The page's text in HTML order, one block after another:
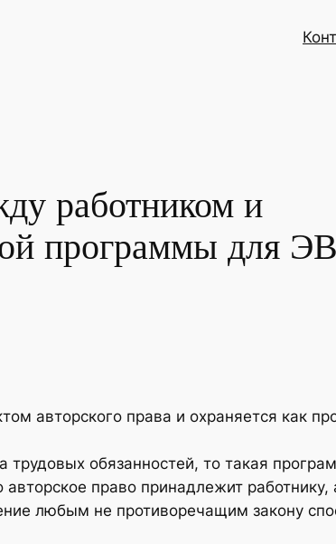
работником и
программы для
авторского права и охраняется как
обязанностей, то такая
право принадлежит работнику,
любым не противоречащим закону